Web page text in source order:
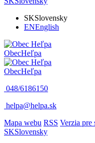
SKSlovensky
ENEnglish
ObecHeľpa
ObecHeľpa
048/6186150
helpa@helpa.sk
Mapa webu RSS Verzia pre
SKSlovensky